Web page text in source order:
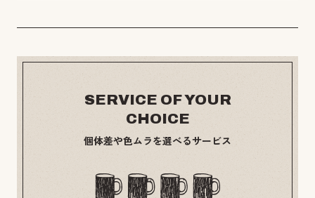
SERVICE OF YOUR
CHOICE
個体差や色ムラを選べるサービス